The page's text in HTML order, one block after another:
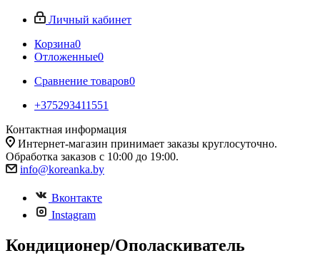
Личный кабинет
Корзина0
Отложенные0
Сравнение товаров0
+375293411551
Контактная информация
Интернет-магазин принимает заказы круглосуточно.
Обработка заказов с 10:00 до 19:00.
info@koreanka.by
Вконтакте
Instagram
Кондиционер/Ополаскиватель